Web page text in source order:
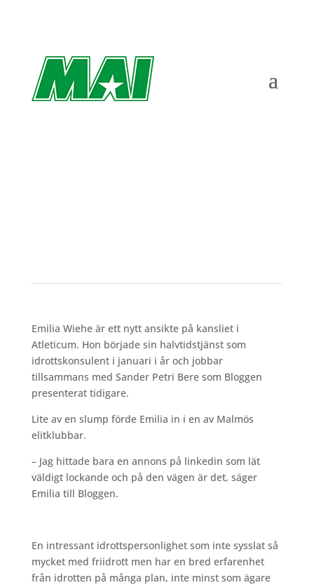
Emilia Wiehe är ett nytt ansikte på kansliet i
Atleticum. Hon började sin halvtidstjänst som
idrottskonsulent i januari i år och jobbar
tillsammans med Sander Petri Bere som Bloggen
presenterat tidigare.
Lite av en slump förde Emilia in i en av Malmös
elitklubbar.
– Jag hittade bara en annons på linkedin som lät
väldigt lockande och på den vägen är det, säger
Emilia till Bloggen.
En intressant idrottspersonlighet som inte sysslat så
mycket med friidrott men har en bred erfarenhet
från idrotten på många plan, inte minst som ägare